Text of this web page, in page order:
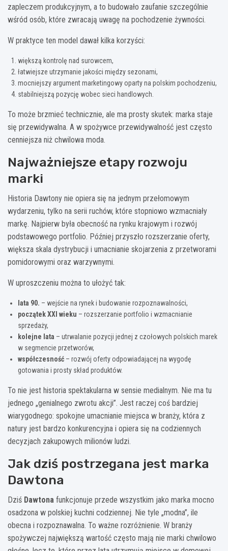
zapleczem produkcyjnym, a to budowało zaufanie szczególnie
wśród osób, które zwracają uwagę na pochodzenie żywności.
W praktyce ten model dawał kilka korzyści:
większą kontrolę nad surowcem,
łatwiejsze utrzymanie jakości między sezonami,
mocniejszy argument marketingowy oparty na polskim pochodzeniu,
stabilniejszą pozycję wobec sieci handlowych.
To może brzmieć technicznie, ale ma prosty skutek: marka staje
się przewidywalna. A w spożywce przewidywalność jest często
cenniejsza niż chwilowa moda.
Najważniejsze etapy rozwoju
marki
Historia Dawtony nie opiera się na jednym przełomowym
wydarzeniu, tylko na serii ruchów, które stopniowo wzmacniały
markę. Najpierw była obecność na rynku krajowym i rozwój
podstawowego portfolio. Później przyszło rozszerzanie oferty,
większa skala dystrybucji i umacnianie skojarzenia z przetworami
pomidorowymi oraz warzywnymi.
W uproszczeniu można to ułożyć tak:
lata 90. – wejście na rynek i budowanie rozpoznawalności,
początek XXI wieku – rozszerzanie portfolio i wzmacnianie
sprzedaży,
kolejne lata – utrwalanie pozycji jednej z czołowych polskich marek
w segmencie przetworów,
współczesność – rozwój oferty odpowiadającej na wygodę
gotowania i prosty skład produktów.
To nie jest historia spektakularna w sensie medialnym. Nie ma tu
jednego „genialnego zwrotu akcji”. Jest raczej coś bardziej
wiarygodnego: spokojne umacnianie miejsca w branży, która z
natury jest bardzo konkurencyjna i opiera się na codziennych
decyzjach zakupowych milionów ludzi.
Jak dziś postrzegana jest marka
Dawtona
Dziś Dawtona funkcjonuje przede wszystkim jako marka mocno
osadzona w polskiej kuchni codziennej. Nie tyle „modna”, ile
obecna i rozpoznawalna. To ważne rozróżnienie. W branży
spożywczej największą wartość często mają nie marki chwilowo